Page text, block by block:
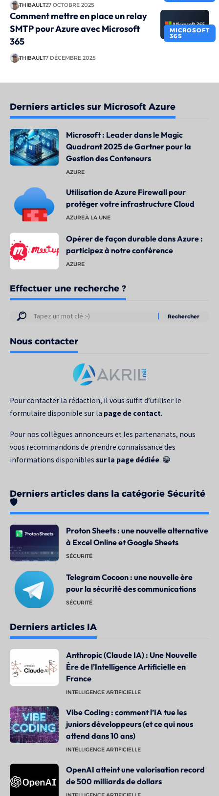
THIBAULT27 OCTOBRE 2025
MICROSOFT
365
Comment mettre en place un relay
SMTP pour Azure avec Microsoft
365
THIBAULT7 DÉCEMBRE 2025
Derniers articles sur Microsoft Azure
Microsoft : Leader dans le Magic
Quadrant 2025 de Gartner pour la
Gestion des Conteneurs
AZURE
Utilisation de Azure Firewall pour
protéger votre infrastructure Cloud
AZUREÀ LA UNE
Opérer de façon durable dans Azure :
participez à notre conférence
AZURE
Effectuer une recherche ?
Résultats
votre
recherche
Nous contacter
Pour contacter la rédaction, il vous suffit d’utiliser le
formulaire disponible sur la page de contact.
Pour nos collègues annonceurs et les partenariats, nous
vous recommandons de prendre connaissance des
informations disponibles sur la page dédiée. 😁
Derniers articles dans la catégorie Sécurité
🛡️
Proton Sheets : une nouvelle alternative
à Excel Online et Google Sheets
SÉCURITÉ
Telegram Cocoon : une nouvelle ère
pour la sécurité des communications
SÉCURITÉ
Derniers articles IA
Anthropic (Claude IA) : Une Nouvelle
Ère de l’Intelligence Artificielle en
France
INTELLIGENCE ARTIFICIELLE
Vibe Coding : comment l’IA tue les
juniors développeurs (et ce qui nous
attend dans 10 ans)
INTELLIGENCE ARTIFICIELLE
OpenAI atteint une valorisation record
de 500 milliards de dollars